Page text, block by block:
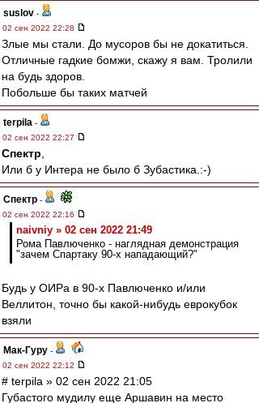
suslov -
02 сен 2022 22:28
Злые мы стали. До мусоров бы не докатиться.
Отличные гадкие бомжи, скажу я вам. Тролили
на будь здоров.
Побольше бы таких матчей
terpila -
02 сен 2022 22:27
Спектр
Или б у Интера не было б Зубастика.:-)
Спектр -
02 сен 2022 22:16
naivniy » 02 сен 2022 21:49
Рома Павлюченко - наглядная демонстрация
"зачем Спартаку 90-х нападающий?"
Будь у ОИРа в 90-х Павлюченко и/или
Веллитон, точно бы какой-нибудь еврокубок
взяли
Мак-Гуру -
02 сен 2022 22:12
# terpila » 02 сен 2022 21:05
Губастого мудилу еще Аршавин на место